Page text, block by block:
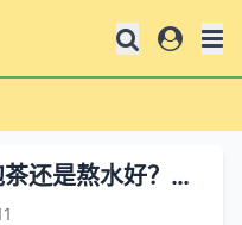
桑叶能治肝病吗？桑叶泡茶还是熬水好？如何搭配？它能不能与糖搭配？